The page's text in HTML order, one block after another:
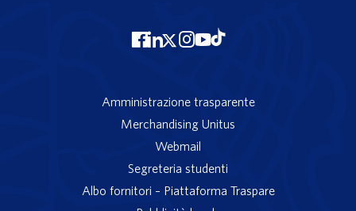
Amministrazione trasparente
Merchandising Unitus
Webmail
Segreteria studenti
Albo fornitori – Piattaforma Traspare